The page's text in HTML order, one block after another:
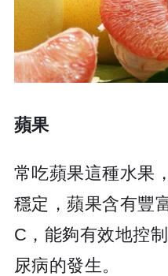
蘋果
常吃蘋果這種水果
穩定，蘋果含有豐
C，能夠有效地控
尿病的發生。